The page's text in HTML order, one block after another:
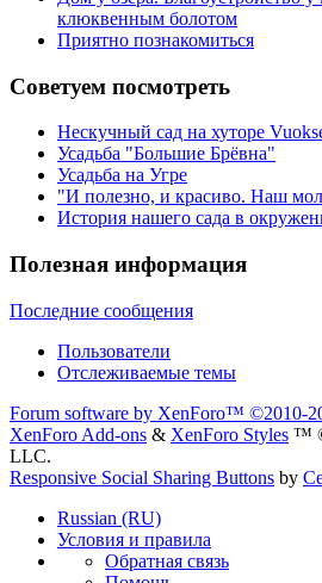
клюквенным болотом
Приятно познакомиться
Советуем посмотреть
Нескучный сад на хуторе
Усадьба "Большие Брёвна"
Усадьба на Угре
"И полезно, и красиво. Наш
История нашего сада в
Полезная информация
Последние сообщения
Пользователи
Отслеживаемые темы
Forum software by XenForo™ ©2010-
XenForo Add-ons & XenForo Styles ™
LLC.
Responsive Social Sharing Buttons by
Russian (RU)
Условия и правила
Обратная связь